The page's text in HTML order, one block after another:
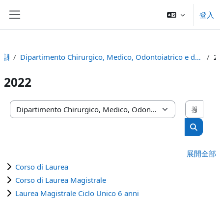
登入
課程 Dipartimento Chirurgico, Medico, Odontoiatrico e di Scienze Morfologiche con Interesse Trapiantologico, Oncologico e di Medicina Rigenerativa
2022
課程類別
搜尋課
展開全部
Corso di Laurea
Corso di Laurea Magistrale
Laurea Magistrale Ciclo Unico 6 anni